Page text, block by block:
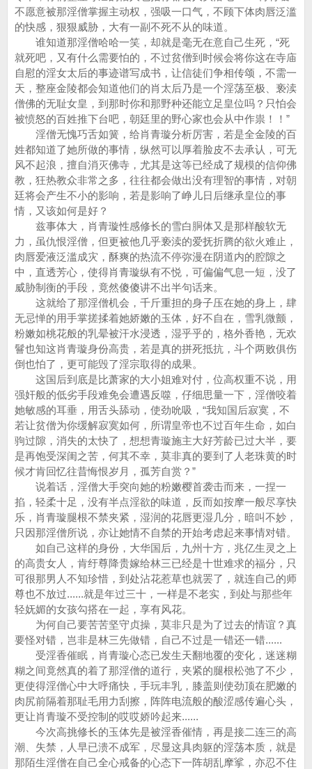
不愿意被那淫僧掌握主动权，强吸一口气，不顾下体肉唇泛滥
的快感，狠狠威胁，大有一副不死不从的味道。
谁知道那淫僧哈哈一笑，却就是毫无在意自己生死，“死
就死吧，又有什么需要怕的，不过贫僧到时候会将你这在寺庙
自慰的淫女太后的事迹谱写成书，让信徒们争相传颂，不需一
天，整座金陵都会知道他们的肖太后乃是一个淫荡至极、亵渎
僧佛的无耻女皇，到那时你和那野种还能立足皇位吗？只怕会
被愤怒的百姓推下台吧，朝廷里的野心家也会从中作祟！！”
淫僧无愧巧舌如簧，给肖青璇分析厉害，若是全金陵的百
姓都知道了她所做的事情，纵然可以厚着脸皮不去承认，可无
风不起浪，擅自消灭佛寺，尤其是这等已经成了规模的信仰佛
教，狂热教众非常之多，往往都会做出没有理智的事情，对朝
廷将会产生不小的影响，若是影响了峥儿日后继承皇位的事
情，又该如何是好？
兹事体大，肖青璇性感修长的雪白胴体又是那样酸软无
力，虽仇恨淫僧，但更被他几乎亵渎的爱抚折腾的欲火难止，
肉唇爱液泛滥成灾，酥爽的热流不停弥漫在阴道内的腔隙之
中，直透芳心，使得肖青璇纵有不悦，可偏偏气息一短，没了
威胁制衡的手段，竟然傻傻讲不出半句话来。
这就给了那淫僧机会，千斤重担的身子压在她的身上，肆
无忌惮的用手掌搓揉着她娇嫩的玉体，好不自在，雪乳微颤，
粉嫩如桃花般的乳晕被汗水浸透，湿乎乎的，格外香艳，无欢
鬙也知这肖青璇身份高贵，若是真的拼死抵抗，斗个两败俱伤
倒也怕了，更可能毁了淫宗取得的成果。
这国后到底是比萧家的大小姐难对付，位高权重不说，用
强奸般的低劣手段难免会遭遇反噬，仔细思量一下，淫僧咬着
她敏感的耳垂，用舌头舔动，使劲吮吸，“我知国后寂寞，不
若让贫僧为你缓解寂寞如何，所谓皇帝也不过百年生命，如白
驹过隙，消失的太快了，想想青璇施主大好芳龄已过大半，要
是再饱受深闺之苦，何其不幸，莫非真的要到了人老珠黄的时
候才肯回忆往昔悔恨岁月，孤芳自赏？”
说着话，淫僧大手突向她的粉嫩樱首袭击而来，一捏一
掐，轻柔十足，没有半点淫欲的味道，反而如按摩一般尽享快
乐，肖青璇腿根不禁夹紧，湿润的花唇更湿几分，暗叫不妙，
只因那淫僧所说，亦让她情不自禁的开始考虑起来事情对错。
如自己这样的身份，大华国后，九州十方，兆亿生灵之上
的高贵女人，肯纡尊降贵嫁给林三已经是十世难求的福分，只
可很那男人不知珍惜，到处沾花惹草也就罢了，就连自己的师
尊也不放过......就是年过三十，一样是不老实，到处与那些年
轻妩媚的女孩勾搭在一起，享有风花。
为何自己要苦苦坚守贞操，莫非只是为了过去的情谊？真
要怪对错，岂非是林三先做错，自己不过是一错还一错......
受淫香催眠，肖青璇心态已发生天翻地覆的变化，迷迷糊
糊之间竟然真的着了那淫僧的道行，夹紧的腿根松弛了不少，
更使得淫僧心中大呼痛快，手玩丰乳，膝盖则使劲顶在肥嫩的
肉尻前隔着那耻毛用力刮擦，阵阵电流般的酸涩感传遍心头，
更让肖青璇不受控制的哎哎娇吟起来......
今次高挑修长的玉体先是被淫香催情，再是接二连三的高
潮、失禁，人早已溃不成军，尽显这具肉躯的淫荡本质，就是
那陌生淫僧在自己全心戒备的心态下一阵胡乱摩挲，亦忍不住